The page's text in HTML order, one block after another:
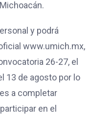
y podrá
www.umich.mx,
26-27, el
13 de agosto por lo
a completar
en el